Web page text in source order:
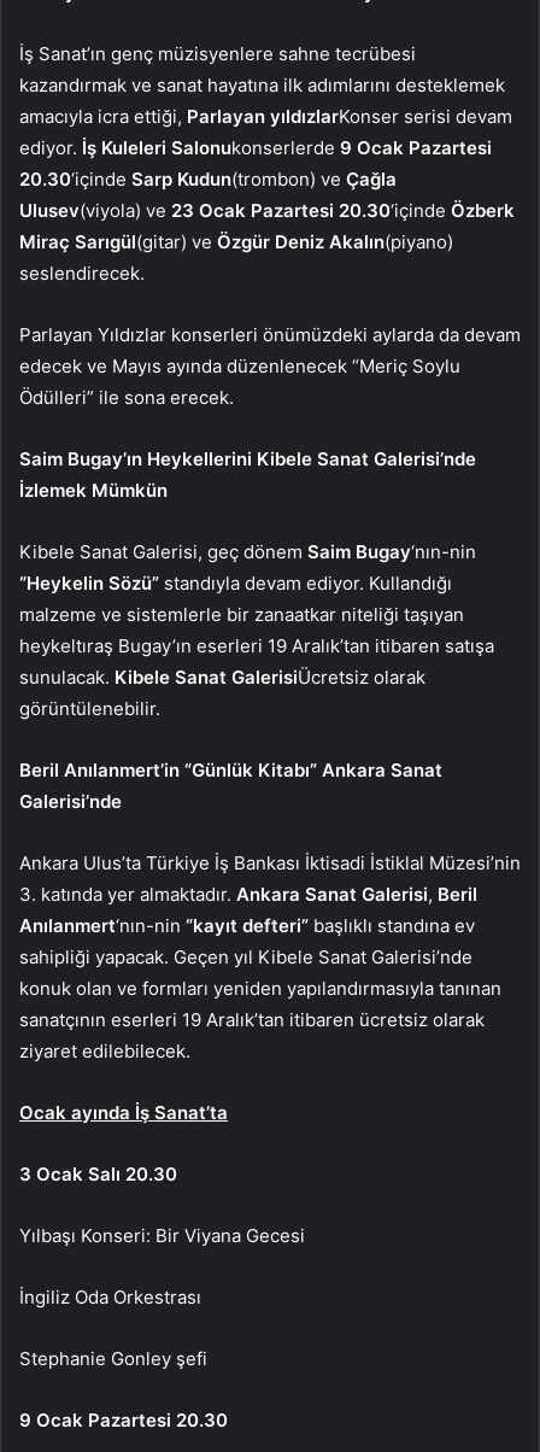
İş Sanat’ın genç müzisyenlere sahne tecrübesi
kazandırmak ve sanat hayatına ilk adımlarını desteklemek
amacıyla icra ettiği, Parlayan yıldızlarKonser serisi devam
ediyor. İş Kuleleri Salonukonserlerde 9 Ocak Pazartesi
20.30‘içinde Sarp Kudun(trombon) ve Çağla
Ulusev(viyola) ve 23 Ocak Pazartesi 20.30‘içinde Özberk
Miraç Sarıgül(gitar) ve Özgür Deniz Akalın(piyano)
seslendirecek.
Parlayan Yıldızlar konserleri önümüzdeki aylarda da devam
edecek ve Mayıs ayında düzenlenecek “Meriç Soylu
Ödülleri” ile sona erecek.
Saim Bugay’ın Heykellerini Kibele Sanat Galerisi’nde
İzlemek Mümkün
Kibele Sanat Galerisi, geç dönem Saim Bugay‘nın-nin
“Heykelin Sözü” standıyla devam ediyor. Kullandığı
malzeme ve sistemlerle bir zanaatkar niteliği taşıyan
heykeltıraş Bugay’ın eserleri 19 Aralık’tan itibaren satışa
sunulacak. Kibele Sanat GalerisiÜcretsiz olarak
görüntülenebilir.
Beril Anılanmert’in “Günlük Kitabı” Ankara Sanat
Galerisi’nde
Ankara Ulus’ta Türkiye İş Bankası İktisadi İstiklal Müzesi’nin
3. katında yer almaktadır. Ankara Sanat Galerisi, Beril
Anılanmert‘nın-nin “kayıt defteri” başlıklı standına ev
sahipliği yapacak. Geçen yıl Kibele Sanat Galerisi’nde
konuk olan ve formları yeniden yapılandırmasıyla tanınan
sanatçının eserleri 19 Aralık’tan itibaren ücretsiz olarak
ziyaret edilebilecek.
Ocak ayında İş Sanat’ta
3 Ocak Salı 20.30
Yılbaşı Konseri: Bir Viyana Gecesi
İngiliz Oda Orkestrası
Stephanie Gonley şefi
9 Ocak Pazartesi 20.30